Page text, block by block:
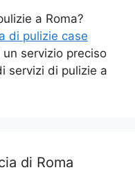
a Roma?
di pulizie case
un servizio preciso
servizi di pulizie a
di Roma